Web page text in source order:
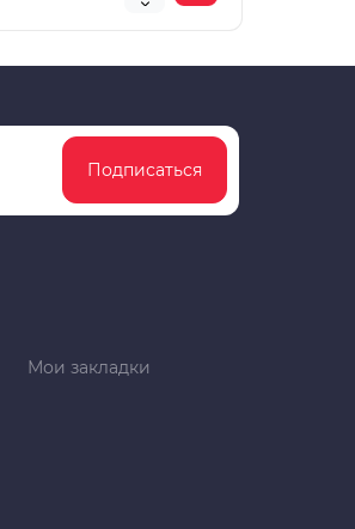
Подписаться
Мои закладки